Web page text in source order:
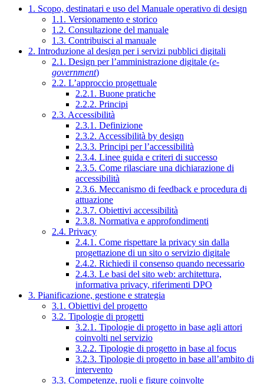
1. Scopo, destinatari e uso del Manuale operativo di design
1.1. Versionamento e storico
1.2. Consultazione del manuale
1.3. Contribuisci al manuale
2. Introduzione al design per i servizi pubblici digitali
2.1. Design per l’amministrazione digitale (e-
government)
2.2. L’approccio progettuale
2.2.1. Buone pratiche
2.2.2. Principi
2.3. Accessibilità
2.3.1. Definizione
2.3.2. Accessibilità by design
2.3.3. Principi per l’accessibilità
2.3.4. Linee guida e criteri di successo
2.3.5. Come rilasciare una dichiarazione di
accessibilità
2.3.6. Meccanismo di feedback e procedura di
attuazione
2.3.7. Obiettivi accessibilità
2.3.8. Normativa e approfondimenti
2.4. Privacy
2.4.1. Come rispettare la privacy sin dalla
progettazione di un sito o servizio digitale
2.4.2. Richiedi il consenso quando necessario
2.4.3. Le basi del sito web: architettura,
informativa privacy, riferimenti DPO
3. Pianificazione, gestione e strategia
3.1. Obiettivi del progetto
3.2. Tipologie di progetti
3.2.1. Tipologie di progetto in base agli attori
coinvolti nel servizio
3.2.2. Tipologie di progetto in base al focus
3.2.3. Tipologie di progetto in base all’ambito di
intervento
3.3. Competenze, ruoli e figure coinvolte